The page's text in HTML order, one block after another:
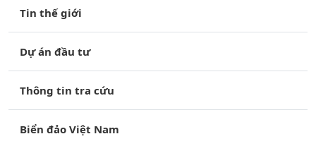
Tin thế giới
Dự án đầu tư
Thông tin tra cứu
Biển đảo Việt Nam